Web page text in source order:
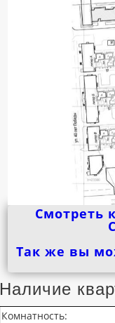
Смотреть
Так же вы
Наличие
Комнатность: